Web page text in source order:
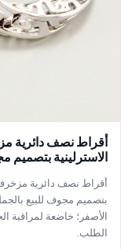
أقراط نصف دائرية
الاسترلينية بتصميم
أقراط نصف دائرية
بتصميم مجوف للبيع
الأصفر؛ خاضعة لمراقبة
الطلب.